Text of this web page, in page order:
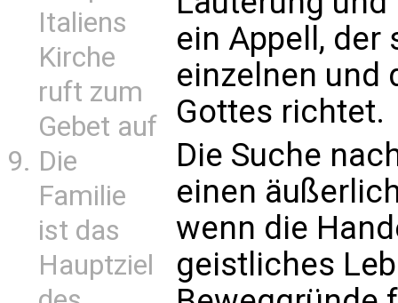
Italiens
Kirche
ruft zum
Gebet auf
Die
Familie
ist das
Hauptziel
ein Appell, der
einzelnen und
Gottes richtet.
Die Suche
einen
wenn die
geistliches